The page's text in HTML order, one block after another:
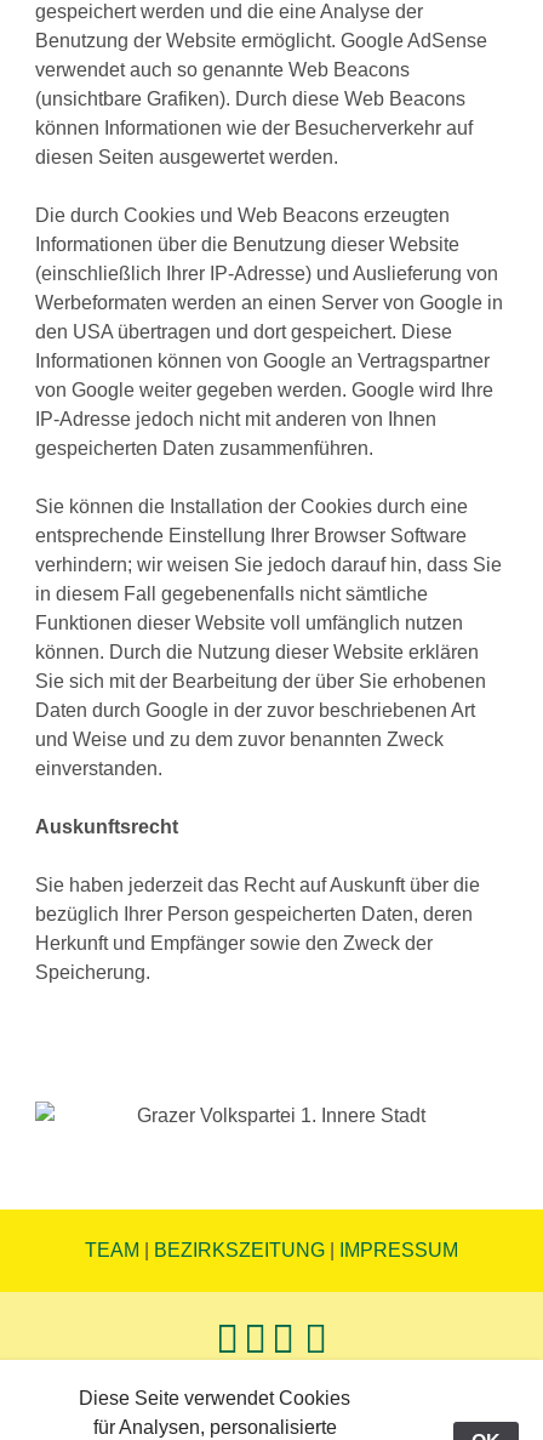
gespeichert werden und die eine Analyse der
Benutzung der Website ermöglicht. Google AdSense
verwendet auch so genannte Web Beacons
(unsichtbare Grafiken). Durch diese Web Beacons
können Informationen wie der Besucherverkehr auf
diesen Seiten ausgewertet werden.
Die durch Cookies und Web Beacons erzeugten
Informationen über die Benutzung dieser Website
(einschließlich Ihrer IP-Adresse) und Auslieferung von
Werbeformaten werden an einen Server von Google in
den USA übertragen und dort gespeichert. Diese
Informationen können von Google an Vertragspartner
von Google weiter gegeben werden. Google wird Ihre
IP-Adresse jedoch nicht mit anderen von Ihnen
gespeicherten Daten zusammenführen.
Sie können die Installation der Cookies durch eine
entsprechende Einstellung Ihrer Browser Software
verhindern; wir weisen Sie jedoch darauf hin, dass Sie
in diesem Fall gegebenenfalls nicht sämtliche
Funktionen dieser Website voll umfänglich nutzen
können. Durch die Nutzung dieser Website erklären
Sie sich mit der Bearbeitung der über Sie erhobenen
Daten durch Google in der zuvor beschriebenen Art
und Weise und zu dem zuvor benannten Zweck
einverstanden.
Auskunftsrecht
Sie haben jederzeit das Recht auf Auskunft über die
bezüglich Ihrer Person gespeicherten Daten, deren
Herkunft und Empfänger sowie den Zweck der
Speicherung.
TEAM BEZIRKSZEITUNG IMPRESSUM
Updated: 14.05.26
Diese Seite verwendet Cookies
für Analysen, personalisierte